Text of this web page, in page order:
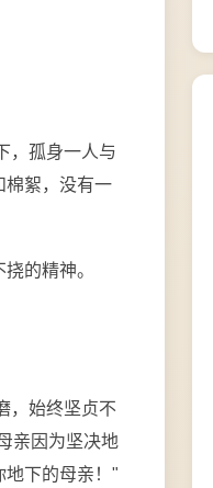
，孤身一人与
棉絮，没有一
的精神。
，始终坚贞不
亲因为坚决地
下的母亲！"